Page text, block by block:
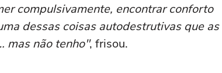
compulsivamente, encontrar conforto
dessas coisas autodestrutivas que as
mas não tenho", frisou.